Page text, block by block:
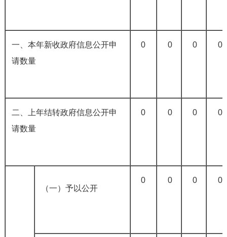
一、本年新收政府信息公开申
请数量
0 0 0 0
二、上年结转政府信息公开申
请数量
0 0 0 0
（一）予以公开
0 0 0 0